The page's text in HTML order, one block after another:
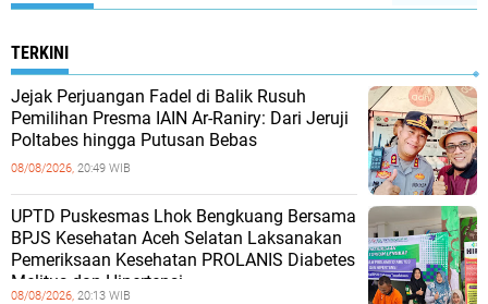
TERKINI
Jejak Perjuangan Fadel di Balik Rusuh
Pemilihan Presma IAIN Ar-Raniry: Dari Jeruji
Poltabes hingga Putusan Bebas
08/08/2026, 20:49 WIB
UPTD Puskesmas Lhok Bengkuang Bersama
BPJS Kesehatan Aceh Selatan Laksanakan
Pemeriksaan Kesehatan PROLANIS Diabetes
Melitus dan Hipertensi
08/08/2026, 20:13 WIB